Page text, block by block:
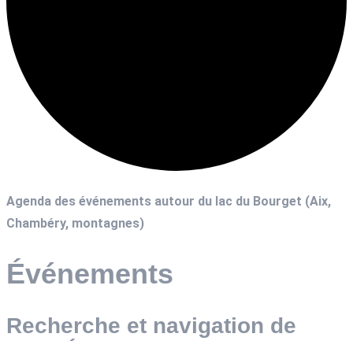
Agenda des événements autour du lac du Bourget (Aix,
Chambéry, montagnes)
Événements
Recherche et navigation de